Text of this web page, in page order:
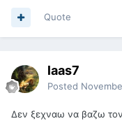
Quote
laas7
Posted
Δεν ξεχναω να βαζω